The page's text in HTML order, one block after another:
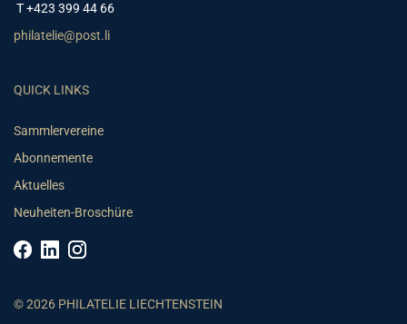
T +423 399 44 66
philatelie@post.li
QUICK LINKS
Sammlervereine
Abonnemente
Aktuelles
Neuheiten-Broschüre
© 2026 PHILATELIE LIECHTENSTEIN